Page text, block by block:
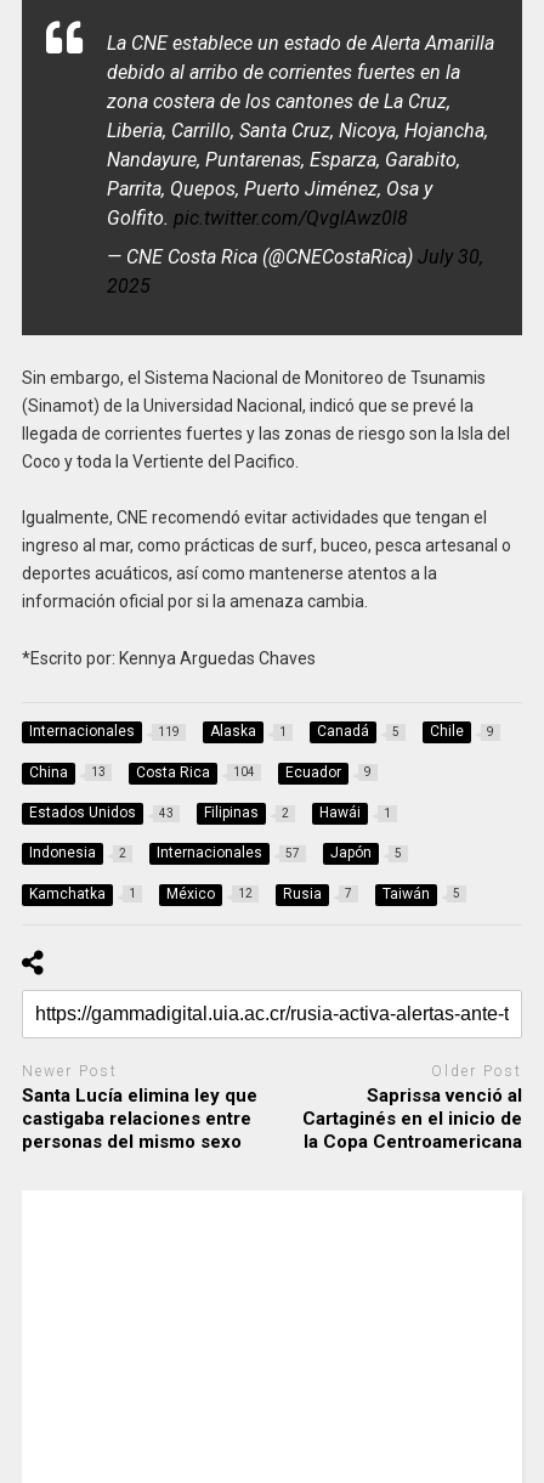
La CNE establece un estado de Alerta Amarilla
debido al arribo de corrientes fuertes en la
zona costera de los cantones de La Cruz,
Liberia, Carrillo, Santa Cruz, Nicoya, Hojancha,
Nandayure, Puntarenas, Esparza, Garabito,
Parrita, Quepos, Puerto Jiménez, Osa y
Golfito. pic.twitter.com/QvglAwz0l8
— CNE Costa Rica (@CNECostaRica) July 30,
2025
Sin embargo, el Sistema Nacional de Monitoreo de Tsunamis
(Sinamot) de la Universidad Nacional, indicó que se prevé la
llegada de corrientes fuertes y las zonas de riesgo son la Isla del
Coco y toda la Vertiente del Pacifico.
Igualmente, CNE recomendó evitar actividades que tengan el
ingreso al mar, como prácticas de surf, buceo, pesca artesanal o
deportes acuáticos, así como mantenerse atentos a la
información oficial por si la amenaza cambia.
*Escrito por: Kennya Arguedas Chaves
Internacionales 119 Alaska 1 Canadá 5 Chile 9
China 13 Costa Rica 104 Ecuador 9
Estados Unidos 43 Filipinas 2 Hawái 1
Indonesia 2 Internacionales 57 Japón 5
Kamchatka 1 México 12 Rusia 7 Taiwán 5
Newer Post
Santa Lucía elimina ley que
castigaba relaciones entre
personas del mismo sexo
Older Post
Saprissa venció al
Cartaginés en el inicio de
la Copa Centroamericana